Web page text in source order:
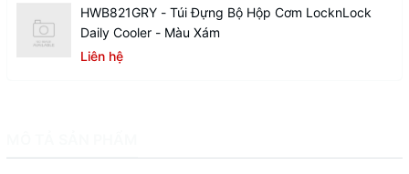
HWB821GRY - Túi Đựng Bộ Hộp Cơm LocknLock
Daily Cooler - Màu Xám
Liên hệ